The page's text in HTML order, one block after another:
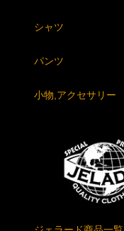
シャツ
パンツ
小物,アクセサリー